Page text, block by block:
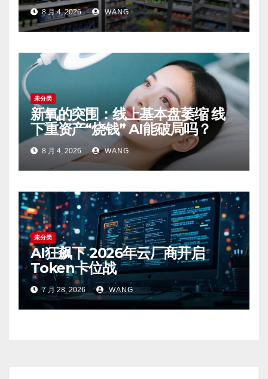
8 月 4, 2026 WANG
未分类
新氧的突围：线上基本盘萎缩 线
下重资产“烧钱” AI能破局吗？
8 月 4, 2026 WANG
未分类
AI狂飙下 2026年云厂商开启
Token卡位战
7 月 28, 2026 WANG